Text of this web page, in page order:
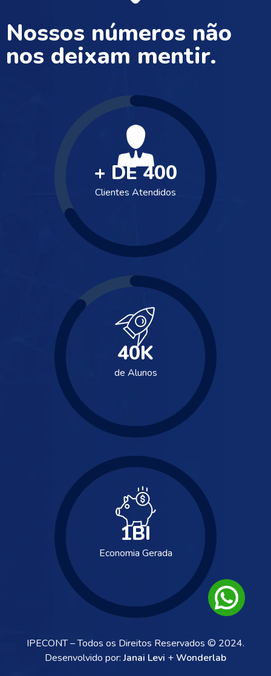
Nossos números não
nos deixam mentir.
Clientes Atendidos
400
+ DE
de Alunos
40K
Economia Gerada
1BI
IPECONT – Todos os Direitos Reservados © 2024.
Desenvolvido por:Janai Levi +Wonderlab